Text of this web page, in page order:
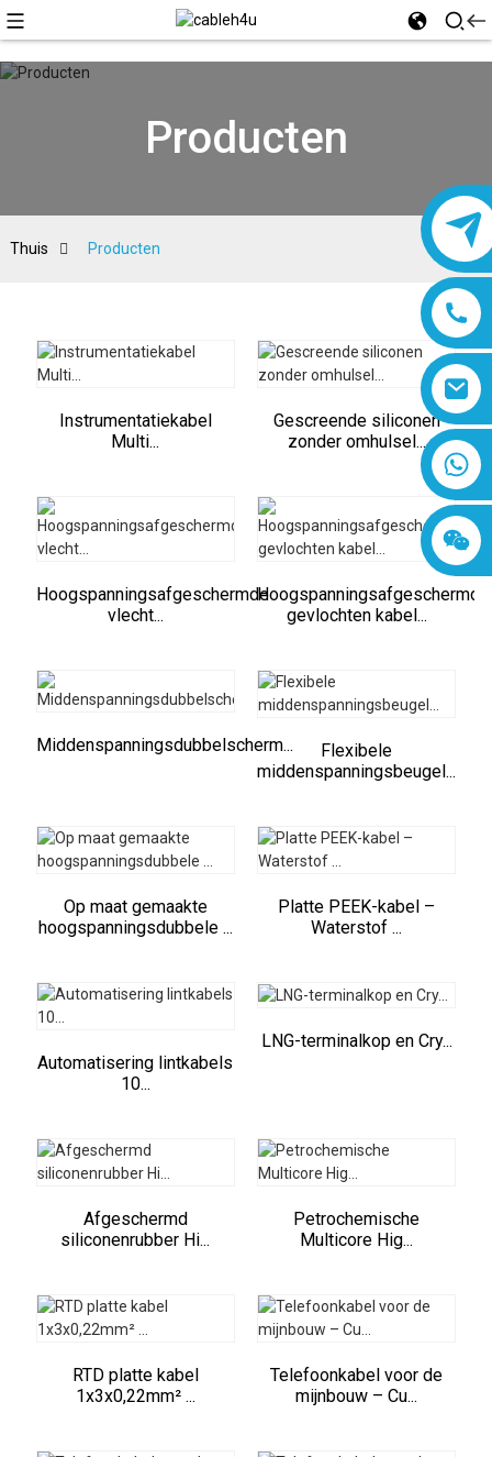
Producten
Thuis Producten
Instrumentatiekabel
Multi...
Gescreende siliconen
zonder omhulsel...
Hoogspanningsafgeschermde
vlecht...
Hoogspanningsafgeschermde
gevlochten kabel...
Middenspanningsdubbelscherm...
Flexibele
middenspanningsbeugel...
Op maat gemaakte
hoogspanningsdubbele ...
Platte PEEK-kabel –
Waterstof ...
Automatisering lintkabels
10...
LNG-terminalkop en Cry...
Afgeschermd
siliconenrubber Hi...
Petrochemische
Multicore Hig...
RTD platte kabel
1x3x0,22mm² ...
Telefoonkabel voor de
mijnbouw – Cu...